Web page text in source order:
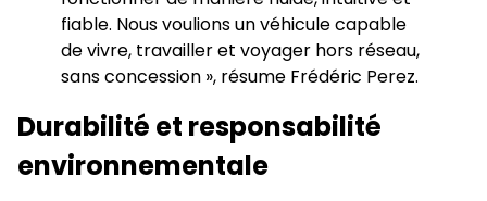
fiable. Nous voulions un véhicule capable
de vivre, travailler et voyager hors réseau,
sans concession », résume Frédéric Perez.
Durabilité et responsabilité
environnementale